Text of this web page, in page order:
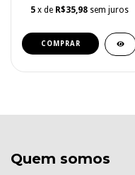
5 x de R$35,98 sem juros
COMPRAR
Quem somos